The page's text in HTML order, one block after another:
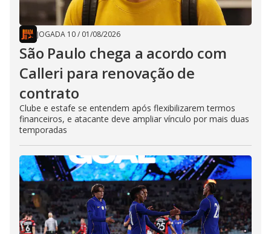
JOGADA 10/ 01/08/2026
São Paulo chega a acordo com
Calleri para renovação de
contrato
Clube e estafe se entendem após flexibilizarem termos
financeiros, e atacante deve ampliar vínculo por mais duas
temporadas